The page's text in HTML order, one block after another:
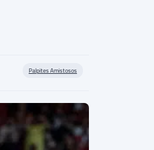
Palpites Amistosos